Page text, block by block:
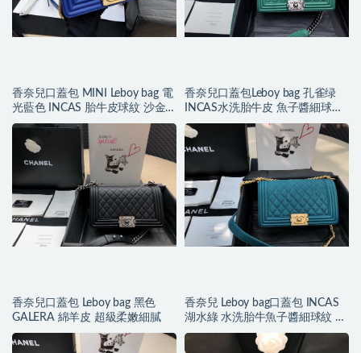
香奈兒口蓋包 MINI Leboy bag 電
光藍色 INCAS 胎牛皮球紋 沙金
色五金
香奈兒口蓋包Leboy bag 孔雀绿
INCAS水洗胎牛皮 魚子醬細球紋
復古银色金屬
香奈兒口蓋包 Leboy bag 黑色
GALERA 綿羊皮 超級柔嫩細膩
香奈兒 Leboy bag口蓋包 INCAS
湖水綠 水洗胎牛魚子醬細球紋 復
古沙金